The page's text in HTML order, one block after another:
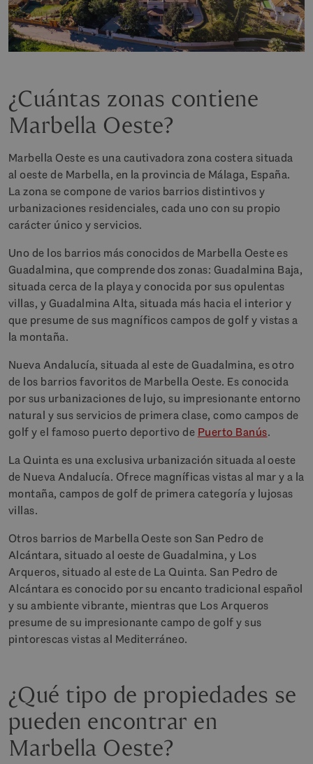
¿Cuántas zonas contiene
Marbella Oeste?
Marbella Oeste es una cautivadora zona costera situada
al oeste de Marbella, en la provincia de Málaga, España.
La zona se compone de varios barrios distintivos y
urbanizaciones residenciales, cada uno con su propio
carácter único y servicios.
Uno de los barrios más conocidos de Marbella Oeste es
Guadalmina, que comprende dos zonas: Guadalmina Baja,
situada cerca de la playa y conocida por sus opulentas
villas, y Guadalmina Alta, situada más hacia el interior y
que presume de sus magníficos campos de golf y vistas a
la montaña.
Nueva Andalucía, situada al este de Guadalmina, es otro
de los barrios favoritos de Marbella Oeste. Es conocida
por sus urbanizaciones de lujo, su impresionante entorno
natural y sus servicios de primera clase, como campos de
golf y el famoso puerto deportivo de Puerto Banús.
La Quinta es una exclusiva urbanización situada al oeste
de Nueva Andalucía. Ofrece magníficas vistas al mar y a la
montaña, campos de golf de primera categoría y lujosas
villas.
Otros barrios de Marbella Oeste son San Pedro de
Alcántara, situado al oeste de Guadalmina, y Los
Arqueros, situado al este de La Quinta. San Pedro de
Alcántara es conocido por su encanto tradicional español
y su ambiente vibrante, mientras que Los Arqueros
presume de su impresionante campo de golf y sus
pintorescas vistas al Mediterráneo.
¿Qué tipo de propiedades se
pueden encontrar en
Marbella Oeste?